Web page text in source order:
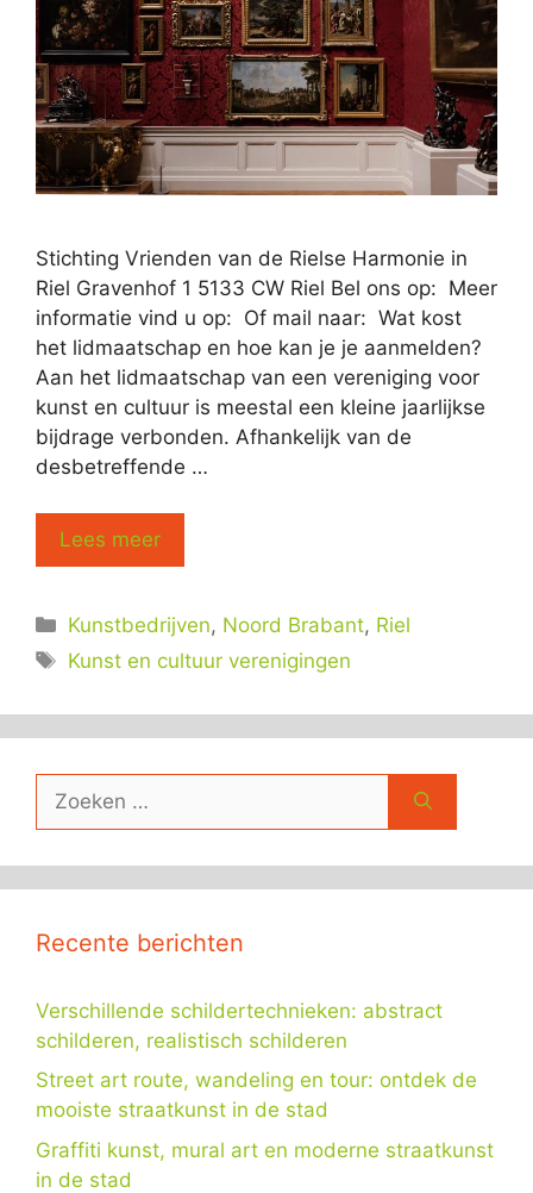
Stichting Vrienden van de Rielse Harmonie in
Riel Gravenhof 1 5133 CW Riel Bel ons op: Meer
informatie vind u op: Of mail naar: Wat kost
het lidmaatschap en hoe kan je je aanmelden?
Aan het lidmaatschap van een vereniging voor
kunst en cultuur is meestal een kleine jaarlijkse
bijdrage verbonden. Afhankelijk van de
desbetreffende …
Lees meer
Categorieën
Kunstbedrijven, Noord Brabant, Riel
Tags
Kunst en cultuur verenigingen
naar:
Recente berichten
Verschillende schildertechnieken: abstract
schilderen, realistisch schilderen
Street art route, wandeling en tour: ontdek de
mooiste straatkunst in de stad
Graffiti kunst, mural art en moderne straatkunst
in de stad